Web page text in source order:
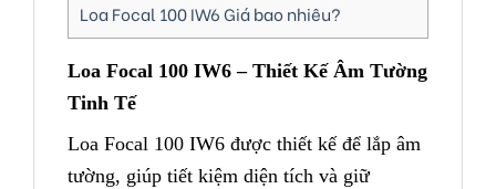
Loa Focal 100 IW6 Giá bao nhiêu?
Loa Focal 100 IW6 – Thiết Kế Âm Tường
Tinh Tế
Loa Focal 100 IW6 được thiết kế để lắp âm
tường, giúp tiết kiệm diện tích và giữ